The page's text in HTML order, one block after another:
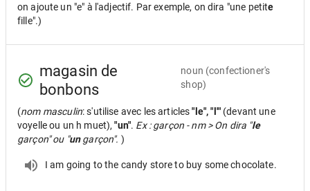
on ajoute un "e" à l'adjectif. Par exemple, on dira "une petite
fille".)
magasin de
bonbons
noun (confectioner's
shop)
(nom masculin: s'utilise avec les articles"le", "l'" (devant une
voyelle ou un h muet),"un". Ex : garçon - nm > On dira "le
garçon" ou "ungarçon". )
I am going to the candy store to buy some chocolate.